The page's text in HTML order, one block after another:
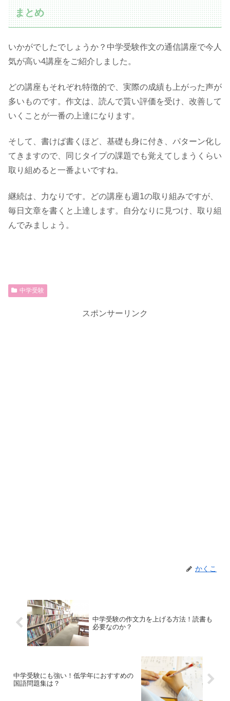
まとめ
いかがでしたでしょうか？中学受験作文の通信講座で今人
気が高い4講座をご紹介しました。
どの講座もそれぞれ特徴的で、実際の成績も上がった声が
多いものです。作文は、読んで貰い評価を受け、改善して
いくことが一番の上達になります。
そして、書けば書くほど、基礎も身に付き、パターン化し
てきますので、同じタイプの課題でも覚えてしまうくらい
取り組めると一番よいですね。
継続は、力なりです。どの講座も週1の取り組みですが、
毎日文章を書くと上達します。自分なりに見つけ、取り組
んでみましょう。
中学受験
スポンサーリンク
かくこ
中学受験の作文力を上げる方法！読書も
必要なのか？
中学受験にも強い！低学年におすすめの
国語問題集は？